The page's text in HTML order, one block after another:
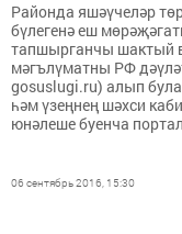
Районда яшәүчеләр
бүлегенә еш
тапшырганчы шактый
мәгълүматны РФ
gosuslugi.ru) алып
һәм үзеңнең шәхси
юнәлеше буен­ча
06 сентябрь 2016, 15:30